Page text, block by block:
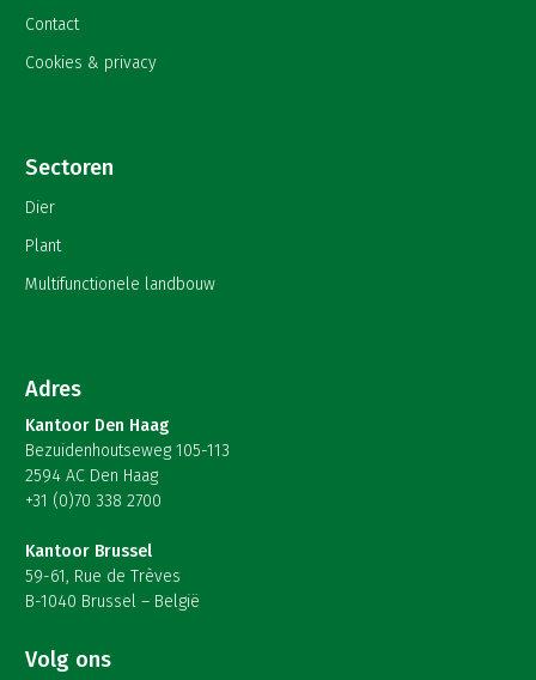
Contact
Cookies & privacy
Sectoren
Dier
Plant
Multifunctionele landbouw
Adres
Kantoor Den Haag
Bezuidenhoutseweg 105-113
2594 AC Den Haag
+31 (0)70 338 2700
Kantoor Brussel
59-61, Rue de Trèves
B-1040 Brussel – België
Volg ons